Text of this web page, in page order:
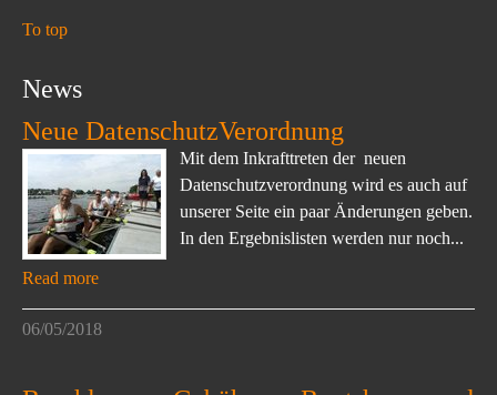
To top
News
Neue DatenschutzVerordnung
Mit dem Inkrafttreten der neuen
Datenschutzverordnung wird es auch auf
unserer Seite ein paar Änderungen geben.
In den Ergebnislisten werden nur noch...
Read more
06/05/2018